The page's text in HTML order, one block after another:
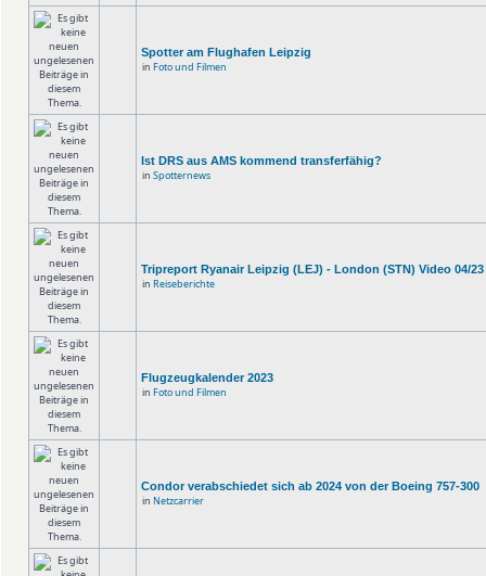
Spotter am Flughafen Leipzig
in Foto und Filmen
Ist DRS aus AMS kommend transferfähig?
in Spotternews
Tripreport Ryanair Leipzig (LEJ) - London (STN) Video 04/23
in Reiseberichte
Flugzeugkalender 2023
in Foto und Filmen
Condor verabschiedet sich ab 2024 von der Boeing 757-300
in Netzcarrier